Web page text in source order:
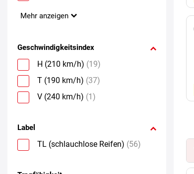
Mehr anzeigen
Geschwindigkeitsindex
H (210 km/h) (19)
T (190 km/h) (37)
V (240 km/h) (1)
Label
TL (schlauchlose Reifen) (56)